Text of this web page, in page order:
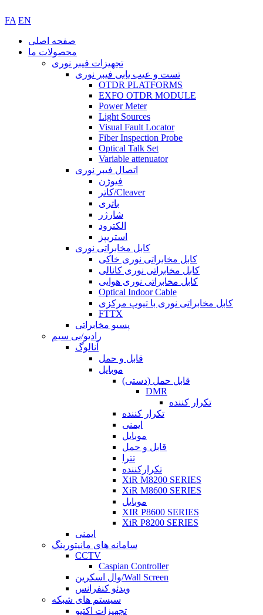
FA EN
صفحه اصلی
محصولات ما
تجهیزات فیبر نوری
تست و عیب یابی فیبر نوری
OTDR PLATFORMS
EXFO OTDR MODULE
Power Meter
Light Sources
Visual Fault Locator
Fiber Inspection Probe
Optical Talk Set
Variable attenuator
اتصال فیبر نوری
فیوژن
کاتر/Cleaver
باتری
شارژر
الکترود
استریپز
کابل مخابراتی نوری
کابل مخابراتی نوری خاکی
کابل مخابراتی نوری کانالی
کابل مخابراتی نوری هوایی
Optical Indoor Cable
کابل مخابراتی نوری با تیوپ مرکزی
FTTX
پسیو مخابراتی
رادیو/بی سیم
آنالوگ
قابل و حمل
موبایل
قابل حمل (دستی)
DMR
تکرار کننده
تکرار کننده
ایمنی
موبایل
قابل و حمل
تترا
تکرارکننده
XiR M8200 SERIES
XiR M8600 SERIES
موبایل
XIR P8600 SERIES
XiR P8200 SERIES
ایمنی
سامانه های مانیتورینگ
CCTV
Caspian Controller
وال اسکرین/Wall Screen
ویدئو کنفرانس
سیستم های شبکه
تجهیزات اکتیو